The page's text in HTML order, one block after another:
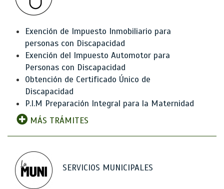
Exención de Impuesto Inmobiliario para
personas con Discapacidad
Exención del Impuesto Automotor para
Personas con Discapacidad
Obtención de Certificado Único de
Discapacidad
P.I.M Preparación Integral para la Maternidad
MÁS TRÁMITES
SERVICIOS MUNICIPALES